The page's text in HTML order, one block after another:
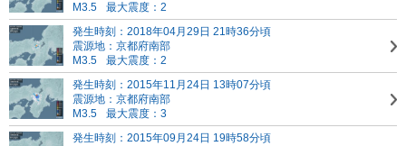
M3.5
最大震度：2
発生時刻：2018年04月29日 21時36分頃
震源地：京都府南部
M3.5
最大震度：2
発生時刻：2015年11月24日 13時07分頃
震源地：京都府南部
M3.5
最大震度：3
発生時刻：2015年09月24日 19時58分頃